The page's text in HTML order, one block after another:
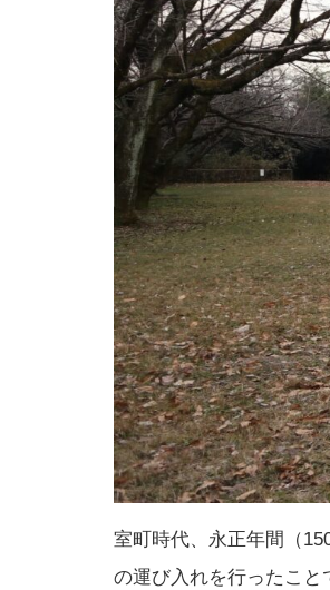
室町時代、永正年間（
の運び入れを行ったこと